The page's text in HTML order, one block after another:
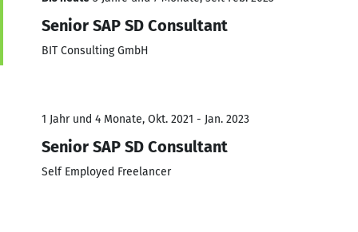
Senior SAP SD Consultant
BIT Consulting GmbH
1 Jahr und 4 Monate, Okt. 2021 - Jan. 2023
Senior SAP SD Consultant
Self Employed Freelancer